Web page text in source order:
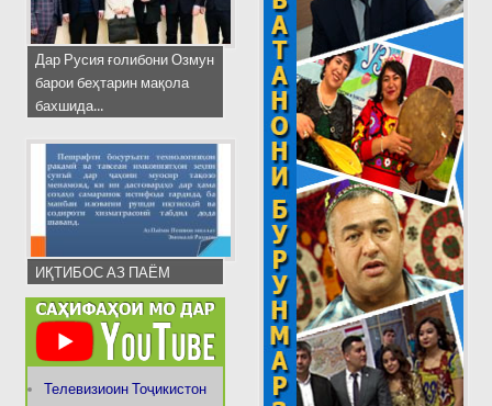
Дар Русия ғолибони Озмун
барои беҳтарин мақола
бахшида...
ИҚТИБОС АЗ ПАЁМ
Телевизиоин Тоҷикистон